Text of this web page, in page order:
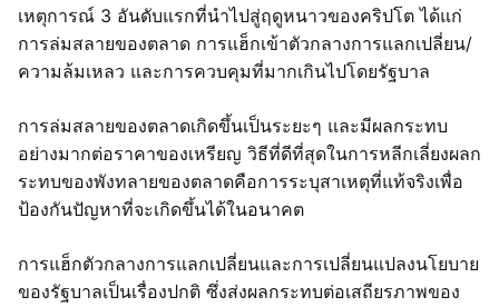
เหตุการณ์ 3 อันดับแรกที่นำไปสู่ฤดูหนาวของคริปโต ได้แก่
การล่มสลายของตลาด การแฮ็กเข้าตัวกลางการแลกเปลี่ยน/
ความล้มเหลว และการควบคุมที่มากเกินไปโดยรัฐบาล
การล่มสลายของตลาดเกิดขึ้นเป็นระยะๆ และมีผลกระทบ
อย่างมากต่อราคาของเหรียญ วิธีที่ดีที่สุดในการหลีกเลี่ยงผลก
ระทบของพังทลายของตลาดคือการระบุสาเหตุที่แท้จริงเพื่อ
ป้องกันปัญหาที่จะเกิดขึ้นได้ในอนาคต
การแฮ็กตัวกลางการแลกเปลี่ยนและการเปลี่ยนแปลงนโยบาย
ของรัฐบาลเป็นเรื่องปกติ ซึ่งส่งผลกระทบต่อเสถียรภาพของ